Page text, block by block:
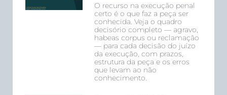
O recurso na execução penal
certo é o que faz a peça ser
conhecida. Veja o quadro
decisório completo — agravo,
habeas corpus ou reclamação
— para cada decisão do juízo
da execução, com prazos,
estrutura da peça e os erros
que levam ao não
conhecimento.